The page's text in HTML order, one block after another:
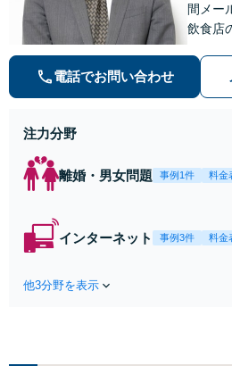
間メー
飲食店
の種
早期対
電話でお問い合わせ
注力分野
離婚・男女問題 事例1件 料金
インターネット 事例3件 料金
他3分野を表示